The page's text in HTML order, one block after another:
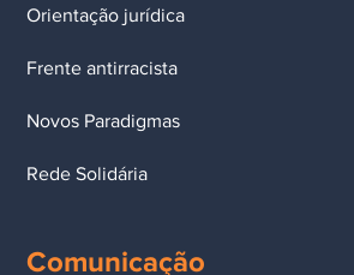
Orientação jurídica
Frente antirracista
Novos Paradigmas
Rede Solidária
Comunicação